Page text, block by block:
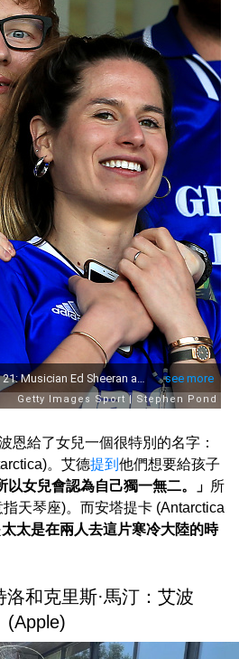
恩給了女兒一個很特別的名字：
。艾德提到 他們想要給孩子
以女兒會認為自己獨一無二。」 所
天琴座)。而安塔提卡 (Antarctica
太太是在兩人去這片寒冷大陸的時
洛和克里斯·馬汀：艾波
(Apple)